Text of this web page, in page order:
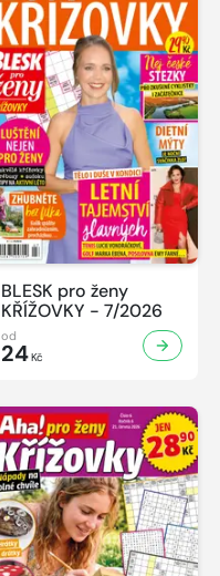
BLESK pro ženy
KŘÍŽOVKY - 7/2026
od
24Kč